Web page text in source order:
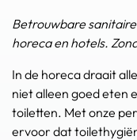
Betrouwbare
horeca en hotels.
In de horeca draait
niet alleen goed eten
toiletten. Met onze
ervoor dat